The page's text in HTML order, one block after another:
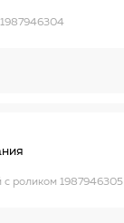
с роликом 1987946305